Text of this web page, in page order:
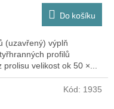
Do košíku
(uzavřený) výplň
profilů
prolisu velikost ok 50 ×...
Kód: 1935